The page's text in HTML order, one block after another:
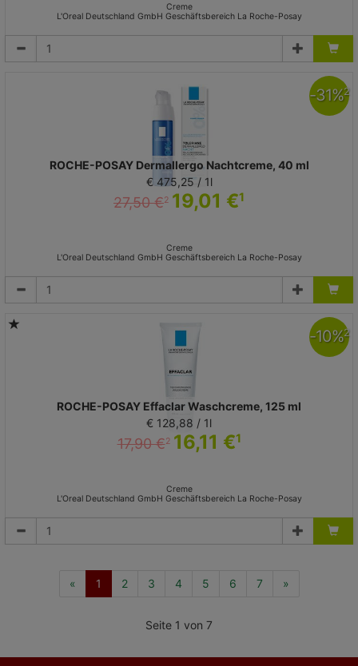
Creme
L'Oreal Deutschland GmbH Geschäftsbereich La Roche-Posay
ROCHE-POSAY Dermallergo Nachtcreme, 40 ml
€ 475,25 / 1l
27,50 €2 19,01 €1
Creme
L'Oreal Deutschland GmbH Geschäftsbereich La Roche-Posay
-31%2
ROCHE-POSAY Effaclar Waschcreme, 125 ml
€ 128,88 / 1l
17,90 €2 16,11 €1
Creme
L'Oreal Deutschland GmbH Geschäftsbereich La Roche-Posay
-10%2
« 1 (current)
2 3 4 5 6 7 »
Seite 1 von 7